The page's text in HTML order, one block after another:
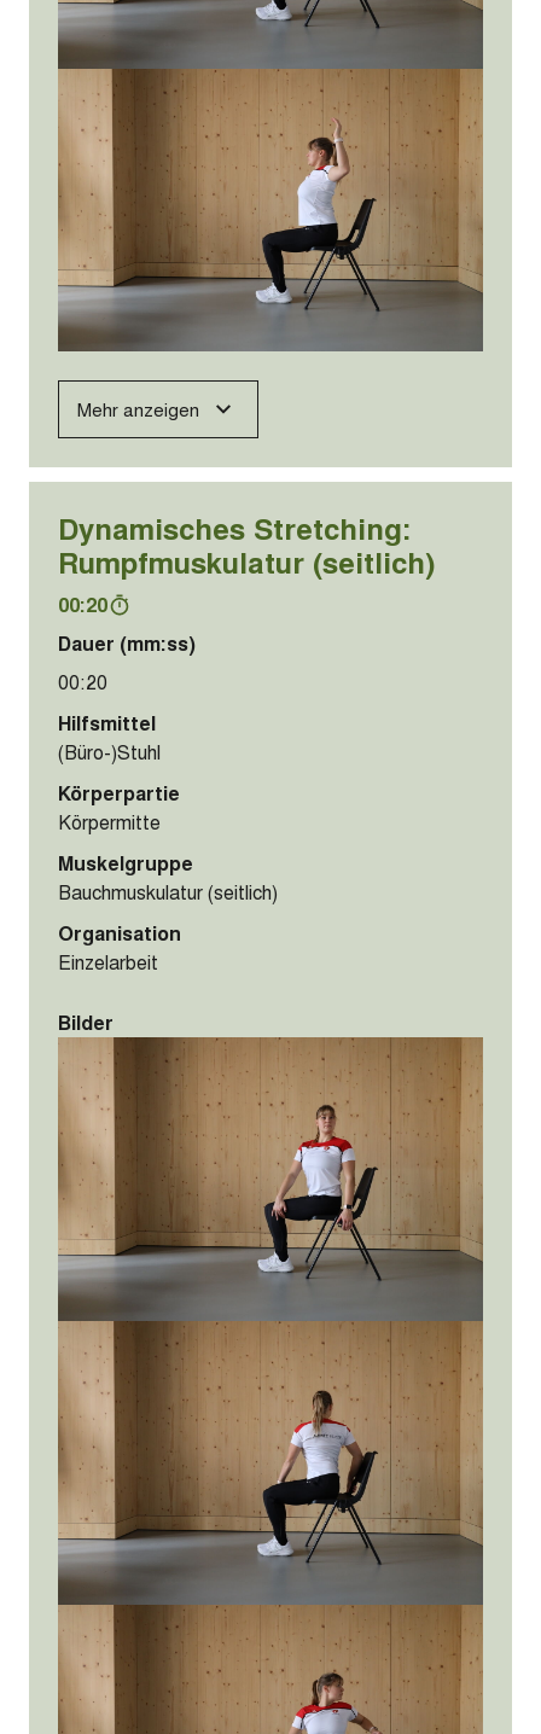
Mehr anzeigen
Dynamisches Stretching:
Rumpfmuskulatur (seitlich)
00:20
Dauer (mm:ss)
00:20
Hilfsmittel
(Büro-)Stuhl
Körperpartie
Körpermitte
Muskelgruppe
Bauchmuskulatur (seitlich)
Organisation
Einzelarbeit
Bilder